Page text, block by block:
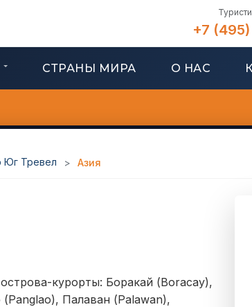
+7
СТРАНЫ МИРА О НАС
Юг Тревел > Азия
курорты: Боракай (Boracay),
Палаван (Palawan),